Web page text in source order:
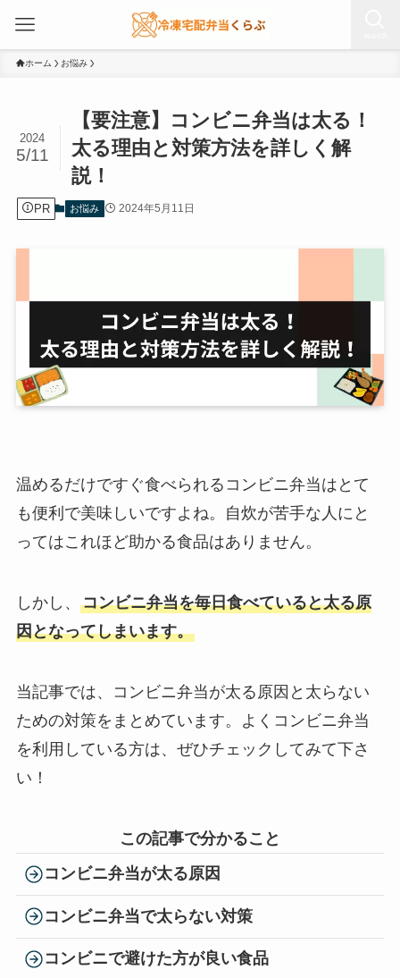
ホーム お悩み
【要注意】コンビニ弁当は太る！
太る理由と対策方法を詳しく解
説！
2024
5/11
PR お悩み 2024年5月11日
温めるだけですぐ食べられるコンビニ弁当はとて
も便利で美味しいですよね。自炊が苦手な人にと
ってはこれほど助かる食品はありません。
しかし、 コンビニ弁当を毎日食べていると太る原
因となってしまいます。
当記事では、コンビニ弁当が太る原因と太らない
ための対策をまとめています。よくコンビニ弁当
を利用している方は、ぜひチェックしてみて下さ
い！
この記事で分かること
コンビニ弁当が太る原因
コンビニ弁当で太らない対策
コンビニで避けた方が良い食品